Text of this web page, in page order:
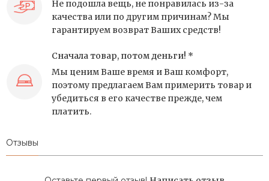
Не подошла вещь, не понравилась из-за
качества или по другим причинам? Мы
гарантируем возврат Ваших средств!
Сначала товар, потом деньги! *
Мы ценим Ваше время и Ваш комфорт,
поэтому предлагаем Вам примерить товар и
убедиться в его качестве прежде, чем
платить.
Отзывы